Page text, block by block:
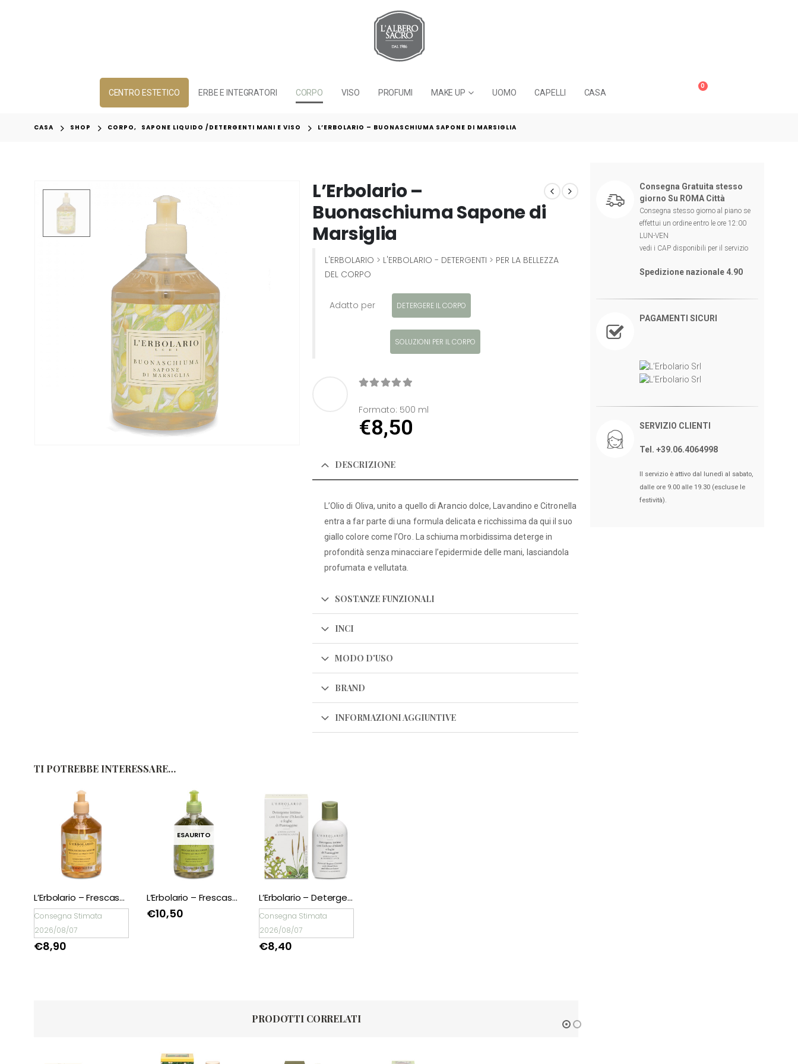
CENTRO ESTETICO ERBE E INTEGRATORI CORPO VISO PROFUMI MAKE UP UOMO CAPELLI CASA
0
CASA SHOP CORPO, SAPONE LIQUIDO /DETERGENTI MANI E VISO L’ERBOLARIO – BUONASCHIUMA SAPONE DI MARSIGLIA
L’Erbolario –
Buonaschiuma Sapone di
Marsiglia
L'ERBOLARIO > L'ERBOLARIO - DETERGENTI > PER LA BELLEZZA
DEL CORPO
Adatto per DETERGERE IL CORPO
SOLUZIONI PER IL CORPO
Formato: 500 ml
€8,50
DESCRIZIONE
L’Olio di Oliva, unito a quello di Arancio dolce, Lavandino e Citronella
entra a far parte di una formula delicata e ricchissima da qui il suo
giallo colore come l’Oro. La schiuma morbidissima deterge in
profondità senza minacciare l’epidermide delle mani, lasciandola
profumata e vellutata.
SOSTANZE FUNZIONALI
INCI
MODO D'USO
BRAND
INFORMAZIONI AGGIUNTIVE
TI POTREBBE INTERESSARE…
L’Erbolario – Frescaschiuma Agrumi Detergente Mani/Corpo
Consegna Stimata
2026/08/07
€8,90
ESAURITO
L’Erbolario – Frescaschiuma Foglie Detergente Mani/Corpo
€10,50
L’Erbolario – Detergente Intimo
Consegna Stimata
2026/08/07
€8,40
PRODOTTI CORRELATI
Consegna Gratuita stesso
giorno Su ROMA Città
Consegna stesso giorno al piano se
effettui un ordine entro le ore 12:00
LUN-VEN
vedi i CAP disponibili per il servizio
Spedizione nazionale 4.90
PAGAMENTI SICURI
SERVIZIO CLIENTI
Tel. +39.06.4064998
Il servizio è attivo dal lunedì al sabato,
dalle ore 9.00 alle 19.30 (escluse le
festività).